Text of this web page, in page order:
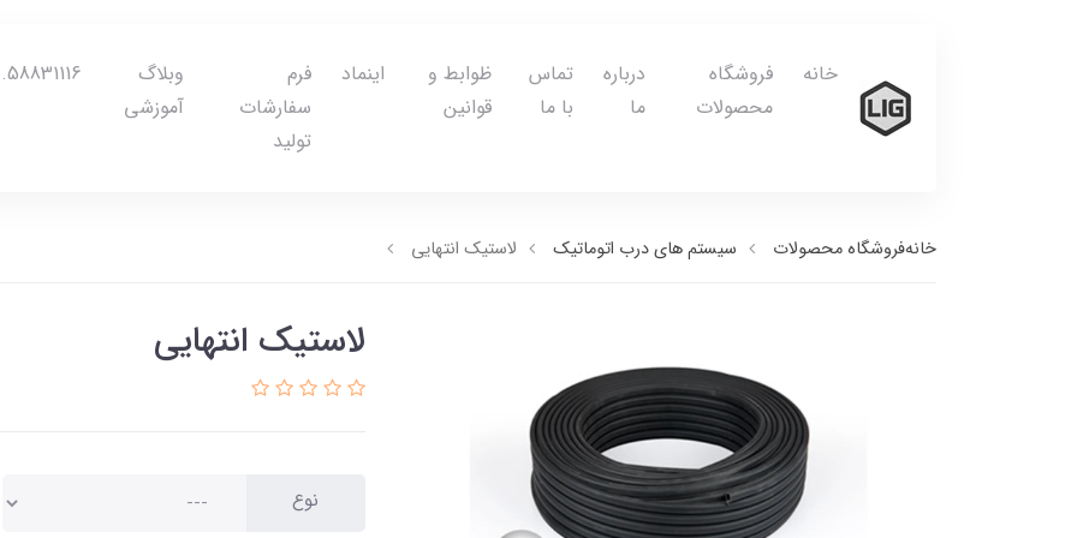
خانه
فروشگاه
محصولات
درباره
ما
تماس
با ما
ظوابط و
قوانین
اینماد
فرم
سفارشات
تولید
وبلاگ
آموزشی
58831116.txt
خانهفروشگاه محصولات سیستم های درب اتوماتیک لاستیک انتهایی
لاستیک انتهایی
نوع